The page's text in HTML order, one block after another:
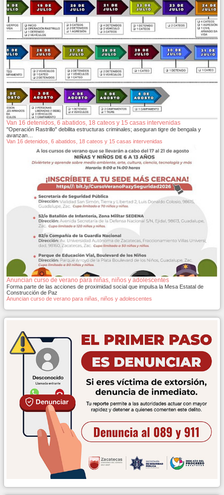
Van 16 detenidos, 6 abatidos, 18 cateos y 15 casas intervenidas
"Operación Rastrillo" debilita estructuras criminales; aseguran tigre de bengala y
avanzan…
Van 16 detenidos, 6 abatidos, 18 cateos y 15 casas intervenidas
Anuncian curso de verano para niñas, niños y adolescentes
Forma parte de las acciones de proximidad social que impulsa la Mesa Estatal de
Construcción de Paz
Anuncian curso de verano para niñas, niños y adolescentes